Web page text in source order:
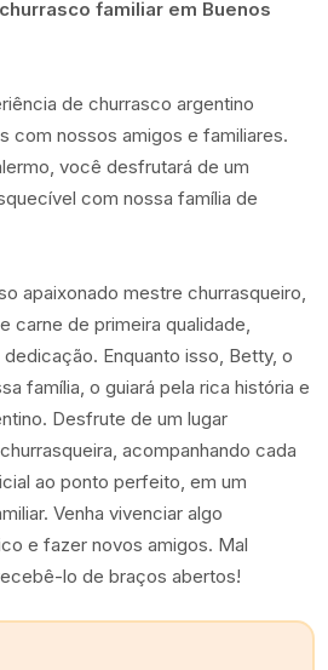
familiar em Buenos
de churrasco argentino
com nossos amigos e familiares.
você desfrutará de um
com nossa família de
apaixonado mestre churrasqueiro,
carne de primeira qualidade,
Enquanto isso, Betty, o
família, o guiará pela rica história e
Desfrute de um lugar
acompanhando cada
ao ponto perfeito, em um
Venha vivenciar algo
e fazer novos amigos. Mal
lo de braços abertos!